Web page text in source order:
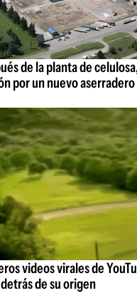
de la planta de
por un nuevo aserradero
videos virales de
de su origen